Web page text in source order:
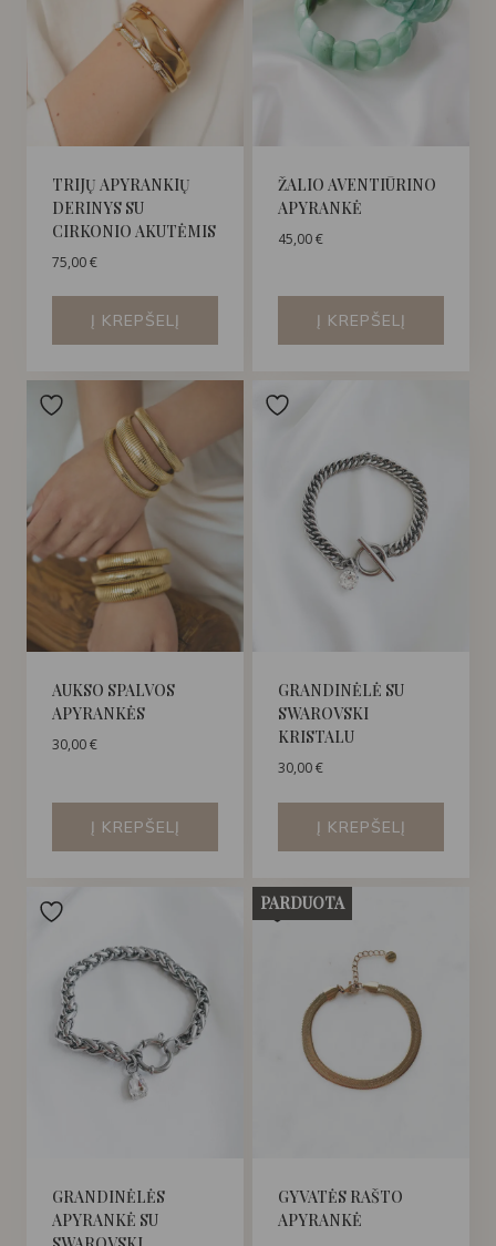
TRIJŲ APYRANKIŲ
DERINYS SU
CIRKONIO AKUTĖMIS
75,00€
Į KREPŠELĮ
ŽALIO AVENTIŪRINO
APYRANKĖ
45,00€
Į KREPŠELĮ
AUKSO SPALVOS
APYRANKĖS
30,00€
Į KREPŠELĮ
GRANDINĖLĖ SU
SWAROVSKI
KRISTALU
30,00€
Į KREPŠELĮ
GRANDINĖLĖS
APYRANKĖ SU
PARDUOTA
GYVATĖS RAŠTO
APYRANKĖ